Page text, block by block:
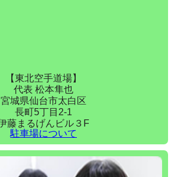
【東北空手道場】
代表 松本隼也
宮城県仙台市太白区
長町5丁目2-1
藤まるげんビル３F
駐車場について